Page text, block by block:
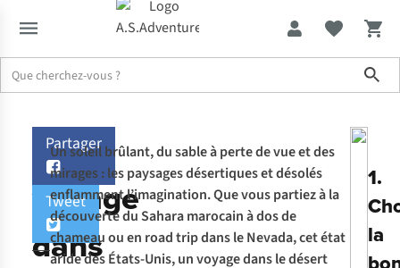
Un
voyage
dans
Partager
Tweet
Un soleil brûlant, du sable à perte de vue et des
mirages : les paysages désertiques et désolés
enflamment l’imagination. Que vous partiez à la
découverte du Sahara marocain à dos de
chameau ou en road trip dans le Nevada, cet état
aride des États-Unis, un voyage dans le désert
1.
la